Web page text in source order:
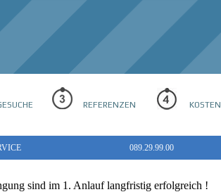
REFERENZEN KOSTEN
089.29.99.00
sind im 1. Anlauf langfristig erfolgreich !